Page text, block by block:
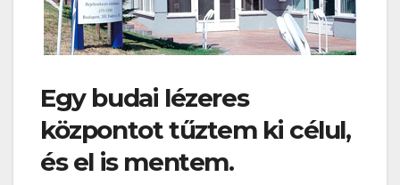
Egy budai lézeres
központot tűztem ki célul,
és el is mentem.